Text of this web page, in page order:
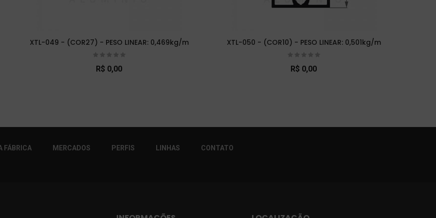
XTL-049 - (COR27) - PESO LINEAR: 0,469kg/m
R$ 0,00
XTL-050 - (COR10) - PESO LINEAR: 0,501kg/m
R$ 0,00
FÁBRICA MERCADOS PERFIS LINHAS CONTATO